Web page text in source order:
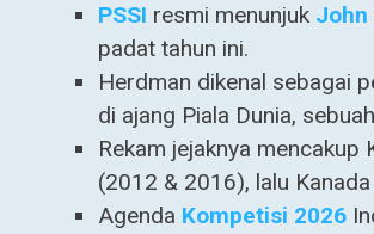
PSSI resmi menunjuk John
padat tahun ini.
Herdman dikenal sebagai
di ajang Piala Dunia,
Rekam jejaknya
(2012 & 2016), lalu
Agenda Kompetisi 2026